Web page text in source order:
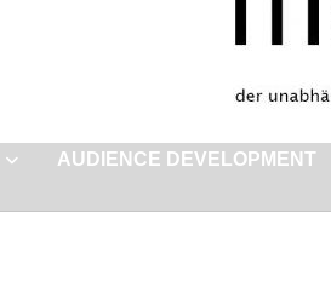
AUDIENCE DEVELOPMENT